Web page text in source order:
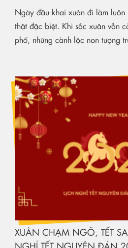
Ngày đầu khai xuân đi làm luôn
thật đặc biệt. Khi sắc xuân vẫn
phố, những cành lộc non tượng
XUÂN CHẠM NGÕ, TẾT